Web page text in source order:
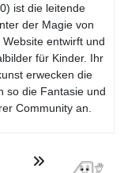
ist die leitende
der Magie von
entwirft und
für Kinder. Ihr
erwecken die
so die Fantasie und
Community an.